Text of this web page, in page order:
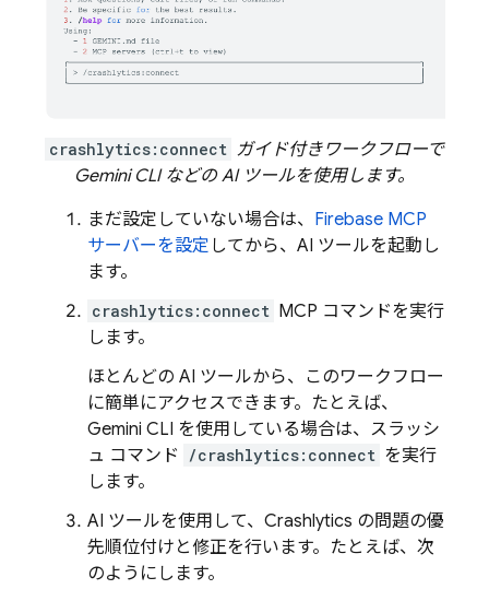
crashlytics:connect ガイド付きワークフローで
Gemini CLI などの AI ツールを使用します。
まだ設定していない場合は、 Firebase MCP
サーバーを設定 してから、AI ツールを起動し
ます。
crashlytics:connect MCP コマンドを実行
します。
ほとんどの AI ツールから、このワークフロー
に簡単にアクセスできます。たとえば、
Gemini CLI を使用している場合は、スラッシ
ュ コマンド
/crashlytics:connect を実行
します。
AI ツールを使用して、 Crashlytics の問題の優
先順位付けと修正を行います。たとえば、次
のようにします。